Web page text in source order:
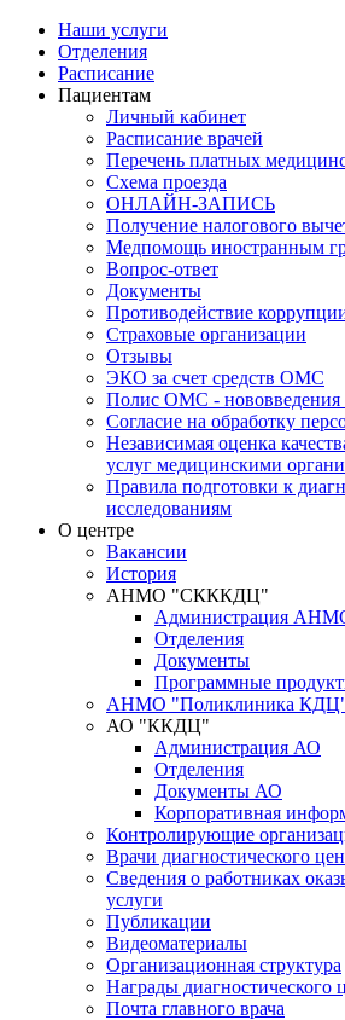
Наши услуги
Отделения
Расписание
Пациентам
Личный кабинет
Расписание врачей
Перечень платных
Схема проезда
ОНЛАЙН-ЗАПИСЬ
Получение налогового
Медпомощь иностранным
Вопрос-ответ
Документы
Противодействие
Страховые организации
Отзывы
ЭКО за счет средств ОМС
Полис ОМС - нововведения
Согласие на обработку
Независимая оценка
услуг медицинскими
Правила подготовки к
исследованиям
О центре
Вакансии
История
АНМО "СКККДЦ"
Администрация
Отделения
Документы
Программные
АНМО "Поликлиника
АО "ККДЦ"
Администрация АО
Отделения
Документы АО
Корпоративная
Контролирующие
Врачи диагностического
Сведения о работниках
услуги
Публикации
Видеоматериалы
Организационная структура
Награды диагностического
Почта главного врача